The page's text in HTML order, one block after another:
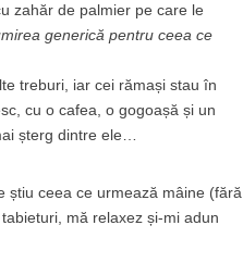
zahăr de palmier pe care le
generică pentru ceea ce
treburi, iar cei rămași stau în
cu o cafea, o gogoașă și un
șterg dintre ele…
știu ceea ce urmează mâine (fără
mă relaxez și-mi adun